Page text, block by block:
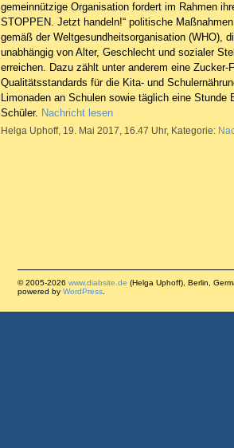
gemeinnützige Organisation fordert im Rahmen
STOPPEN. Jetzt handeln!“ politische
gemäß der Weltgesundheitsorganisation (WHO),
unabhängig von Alter, Geschlecht und sozialer
erreichen. Dazu zählt unter anderem eine Zucker-
Qualitätsstandards für die Kita- und
Limonaden an Schulen sowie täglich eine Stunde
Schüler. Nachricht lesen
Helga Uphoff, 19. Mai 2017, 16.47 Uhr, Kategorie:
© 2005-2026 www.diabsite.de (Helga Uphoff), Berlin,
powered by WordPress.